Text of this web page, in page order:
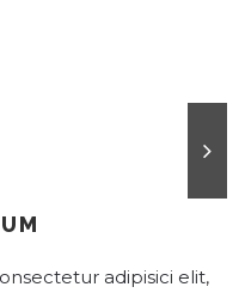
adipisici elit,